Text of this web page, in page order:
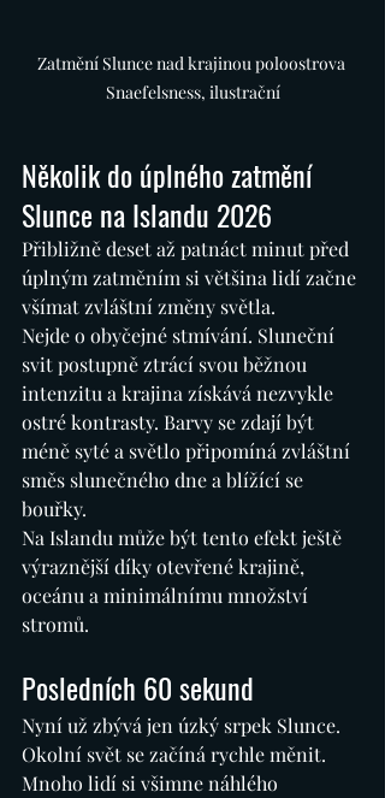
Zatmění Slunce nad krajinou poloostrova
Snaefelsness, ilustrační
Několik do úplného zatmění
Slunce na Islandu 2026
Přibližně deset až patnáct minut před
úplným zatměním si většina lidí začne
všímat zvláštní změny světla.
Nejde o obyčejné stmívání. Sluneční
svit postupně ztrácí svou běžnou
intenzitu a krajina získává nezvykle
ostré kontrasty. Barvy se zdají být
méně syté a světlo připomíná zvláštní
směs slunečného dne a blížící se
bouřky.
Na Islandu může být tento efekt ještě
výraznější díky otevřené krajině,
oceánu a minimálnímu množství
stromů.
Posledních 60 sekund
Nyní už zbývá jen úzký srpek Slunce.
Okolní svět se začíná rychle měnit.
Mnoho lidí si všimne náhlého